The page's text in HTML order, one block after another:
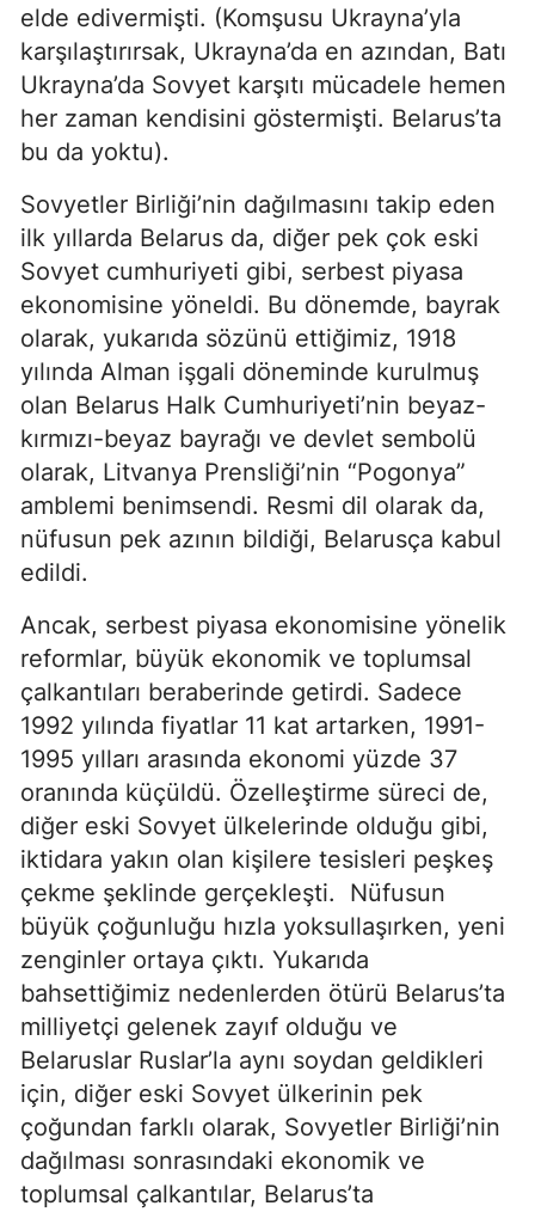
elde edivermişti. (Komşusu Ukrayna’yla
karşılaştırırsak, Ukrayna’da en azından, Batı
Ukrayna’da Sovyet karşıtı mücadele hemen
her zaman kendisini göstermişti. Belarus’ta
bu da yoktu).
Sovyetler Birliği’nin dağılmasını takip eden
ilk yıllarda Belarus da, diğer pek çok eski
Sovyet cumhuriyeti gibi, serbest piyasa
ekonomisine yöneldi. Bu dönemde, bayrak
olarak, yukarıda sözünü ettiğimiz, 1918
yılında Alman işgali döneminde kurulmuş
olan Belarus Halk Cumhuriyeti’nin beyaz-
kırmızı-beyaz bayrağı ve devlet sembolü
olarak, Litvanya Prensliği’nin “Pogonya”
amblemi benimsendi. Resmi dil olarak da,
nüfusun pek azının bildiği, Belarusça kabul
edildi.
Ancak, serbest piyasa ekonomisine yönelik
reformlar, büyük ekonomik ve toplumsal
çalkantıları beraberinde getirdi. Sadece
1992 yılında fiyatlar 11 kat artarken, 1991-
1995 yılları arasında ekonomi yüzde 37
oranında küçüldü. Özelleştirme süreci de,
diğer eski Sovyet ülkelerinde olduğu gibi,
iktidara yakın olan kişilere tesisleri peşkeş
çekme şeklinde gerçekleşti. Nüfusun
büyük çoğunluğu hızla yoksullaşırken, yeni
zenginler ortaya çıktı. Yukarıda
bahsettiğimiz nedenlerden ötürü Belarus’ta
milliyetçi gelenek zayıf olduğu ve
Belaruslar Ruslar’la aynı soydan geldikleri
için, diğer eski Sovyet ülkerinin pek
çoğundan farklı olarak, Sovyetler Birliği’nin
dağılması sonrasındaki ekonomik ve
toplumsal çalkantılar, Belarus’ta